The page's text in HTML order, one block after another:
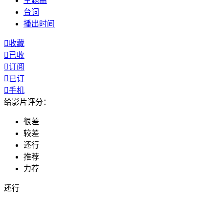
台词
播出时间
收藏
已收
订阅
已订
手机
给影片评分：
很差
较差
还行
推荐
力荐
还行